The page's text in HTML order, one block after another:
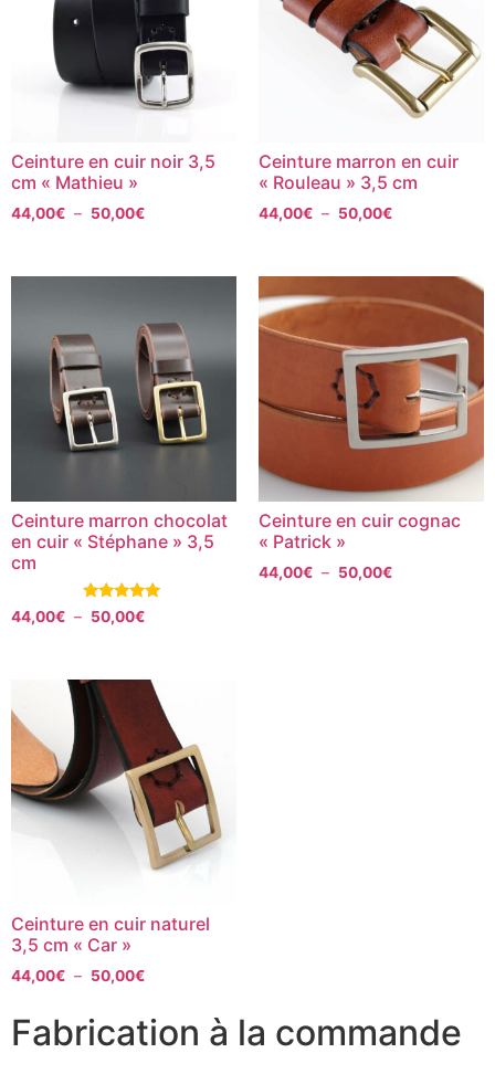
Ceinture en cuir noir 3,5
cm « Mathieu »
44,00€ – 50,00€
Ceinture marron en cuir
« Rouleau » 3,5 cm
44,00€ – 50,00€
Ceinture marron chocolat
en cuir « Stéphane » 3,5
cm
Note
5.00
44,00€ – 50,00€
Ceinture en cuir cognac
« Patrick »
44,00€ – 50,00€
Ceinture en cuir naturel
3,5 cm « Car »
44,00€ – 50,00€
Fabrication à la commande